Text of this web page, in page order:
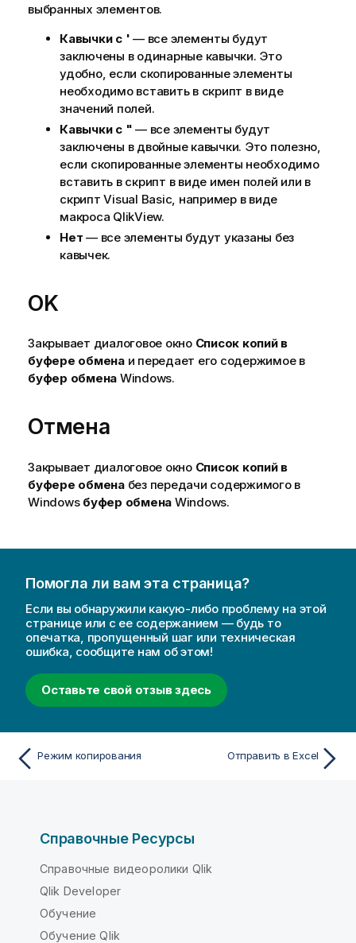
выбранных элементов.
Кавычки с ' — все элементы будут
заключены в одинарные кавычки. Это
удобно, если скопированные элементы
необходимо вставить в скрипт в виде
значений полей.
Кавычки с " — все элементы будут
заключены в двойные кавычки. Это полезно,
если скопированные элементы необходимо
вставить в скрипт в виде имен полей или в
скрипт Visual Basic, например в виде
макроса QlikView.
Нет — все элементы будут указаны без
кавычек.
OK
Закрывает диалоговое окно Список копий в
буфере обменаи передает его содержимое в
буфер обмена Windows.
Отмена
Закрывает диалоговое окно Список копий в
буфере обменабез передачи содержимого в
Windows буфер обмена Windows.
Помогла ли вам эта страница?
Если вы обнаружили какую-либо проблему на этой
странице или с ее содержанием — будь то
опечатка, пропущенный шаг или техническая
ошибка, сообщите нам об этом!
Оставьте свой отзыв здесь
Режим копирования Отправить в Excel
Справочные Ресурсы
Справочные видеоролики Qlik
Qlik Developer
Обучение
Обучение Qlik